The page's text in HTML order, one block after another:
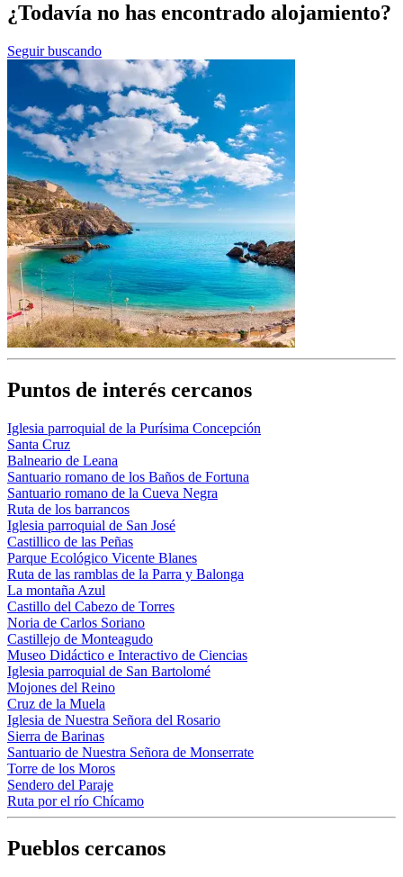
¿Todavía no has encontrado alojamiento?
Seguir buscando
Puntos de interés cercanos
Iglesia parroquial de la Purísima Concepción
Santa Cruz
Balneario de Leana
Santuario romano de los Baños de Fortuna
Santuario romano de la Cueva Negra
Ruta de los barrancos
Iglesia parroquial de San José
Castillico de las Peñas
Parque Ecológico Vicente Blanes
Ruta de las ramblas de la Parra y Balonga
La montaña Azul
Castillo del Cabezo de Torres
Noria de Carlos Soriano
Castillejo de Monteagudo
Museo Didáctico e Interactivo de Ciencias
Iglesia parroquial de San Bartolomé
Mojones del Reino
Cruz de la Muela
Iglesia de Nuestra Señora del Rosario
Sierra de Barinas
Santuario de Nuestra Señora de Monserrate
Torre de los Moros
Sendero del Paraje
Ruta por el río Chícamo
Pueblos cercanos